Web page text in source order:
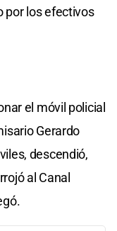
por los efectivos
el móvil policial
Gerardo
descendió,
al Canal